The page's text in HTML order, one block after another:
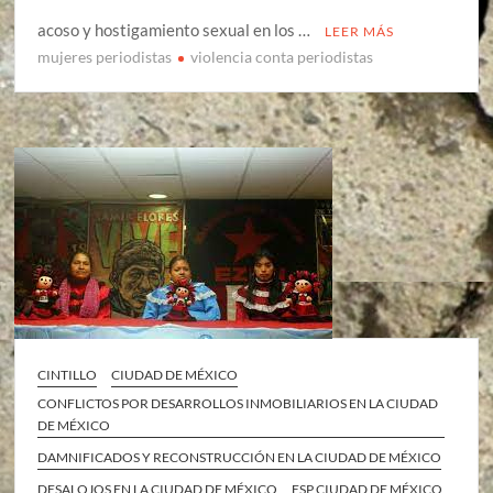
acoso y hostigamiento sexual en los … LEER MÁS
mujeres periodistas violencia conta periodistas
CINTILLO
CIUDAD DE MÉXICO
CONFLICTOS POR DESARROLLOS INMOBILIARIOS EN LA CIUDAD
DE MÉXICO
DAMNIFICADOS Y RECONSTRUCCIÓN EN LA CIUDAD DE MÉXICO
DESALOJOS EN LA CIUDAD DE MÉXICO
ESP CIUDAD DE MÉXICO